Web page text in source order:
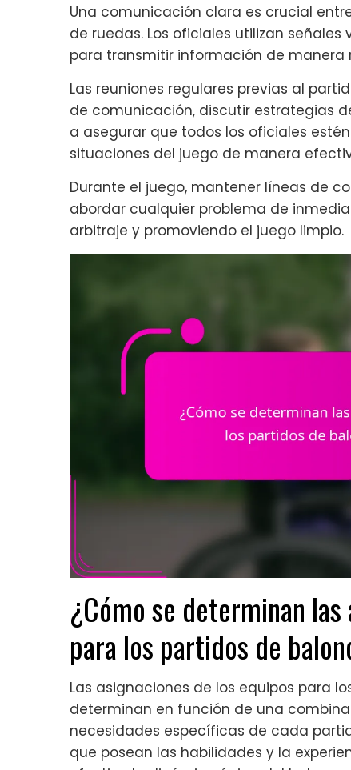
Una comunicación clara es crucial
de ruedas. Los oficiales utilizan
para transmitir información de
Las reuniones regulares previas al
de comunicación, discutir estrategias
a asegurar que todos los oficiales
situaciones del juego de manera
Durante el juego, mantener líneas de
abordar cualquier problema de
arbitraje y promoviendo el juego limpio.
¿Cómo se determinan
para los partidos de
Las asignaciones de los equipos para
determinan en función de una
necesidades específicas de cada
que posean las habilidades y la